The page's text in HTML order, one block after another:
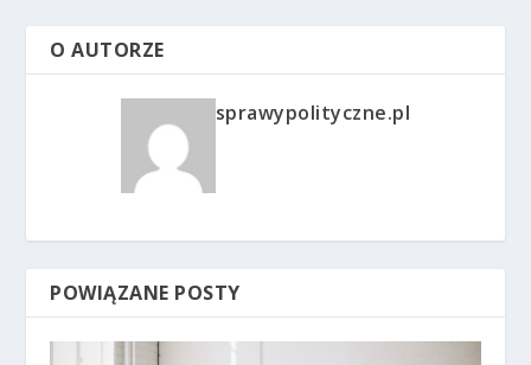
O AUTORZE
sprawypolityczne.pl
POWIĄZANE POSTY